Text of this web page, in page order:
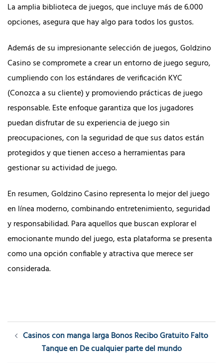
La amplia biblioteca de juegos, que incluye más de 6.000
opciones, asegura que hay algo para todos los gustos.
Además de su impresionante selección de juegos, Goldzino
Casino se compromete a crear un entorno de juego seguro,
cumpliendo con los estándares de verificación KYC
(Conozca a su cliente) y promoviendo prácticas de juego
responsable. Este enfoque garantiza que los jugadores
puedan disfrutar de su experiencia de juego sin
preocupaciones, con la seguridad de que sus datos están
protegidos y que tienen acceso a herramientas para
gestionar su actividad de juego.
En resumen, Goldzino Casino representa lo mejor del juego
en línea moderno, combinando entretenimiento, seguridad
y responsabilidad. Para aquellos que buscan explorar el
emocionante mundo del juego, esta plataforma se presenta
como una opción confiable y atractiva que merece ser
considerada.
Post
navigation
Casinos con manga larga Bonos Recibo Gratuito Falto
Tanque en De cualquier parte del mundo